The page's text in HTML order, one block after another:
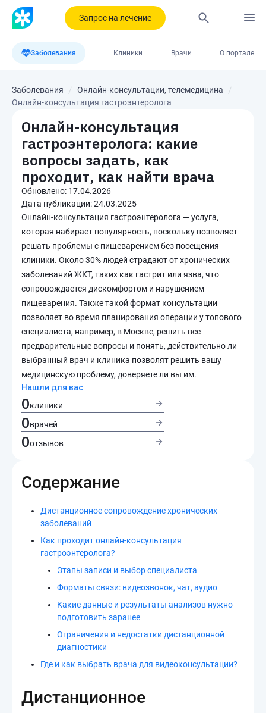
Запрос на лечение
Заболевания Клиники Врачи О портале
Заболевания
Онлайн-консультации, телемедицина
Онлайн-консультация гастроэнтеролога
Онлайн-консультация
гастроэнтеролога: какие
вопросы задать, как
проходит, как найти врача
Обновлено: 17.04.2026
Дата публикации:24.03.2025
Онлайн-консультация гастроэнтеролога — услуга,
которая набирает популярность, поскольку позволяет
решать проблемы с пищеварением без посещения
клиники. Около 30% людей страдают от хронических
заболеваний ЖКТ, таких как гастрит или язва, что
сопровождается дискомфортом и нарушением
пищеварения. Также такой формат консультации
позволяет во время планирования операции у топового
специалиста, например, в Москве, решить все
предварительные вопросы и понять, действительно ли
выбранный врач и клиника позволят решить вашу
медицинскую проблему, доверяете ли вы им.
Нашли для вас
0клиники
0врачей
0отзывов
Содержание
Дистанционное сопровождение хронических
заболеваний
Как проходит онлайн-консультация
гастроэнтеролога?
Этапы записи и выбор специалиста
Форматы связи: видеозвонок, чат, аудио
Какие данные и результаты анализов нужно
подготовить заранее
Ограничения и недостатки дистанционной
диагностики
Где и как выбрать врача для видеоконсультации?
Дистанционное